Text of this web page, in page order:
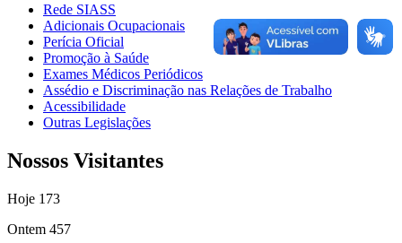
Rede SIASS
Adicionais Ocupacionais
Perícia Oficial
Promoção à Saúde
Exames Médicos Periódicos
Assédio e Discriminação nas Relações de Trabalho
Acessibilidade
Outras Legislações
Nossos Visitantes
Hoje 173
Ontem 457